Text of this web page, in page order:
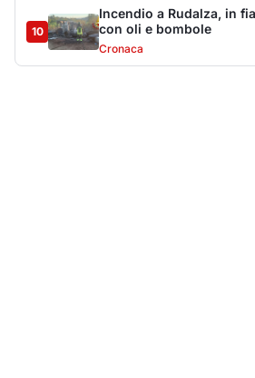
10
Incendio a Rudalza, in
con oli e bombole
Cronaca